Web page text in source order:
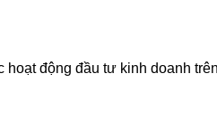
hoạt động đầu tư kinh doanh